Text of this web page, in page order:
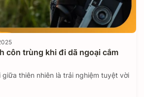
côn trùng khi đi dã ngoại cắm
thiên nhiên là trải nghiệm tuyệt vời